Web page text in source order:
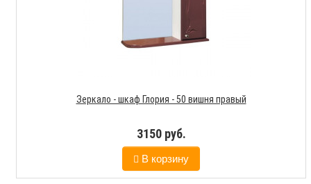
Зеркало - шкаф Глория - 50 вишня правый
3150 руб.
В корзину